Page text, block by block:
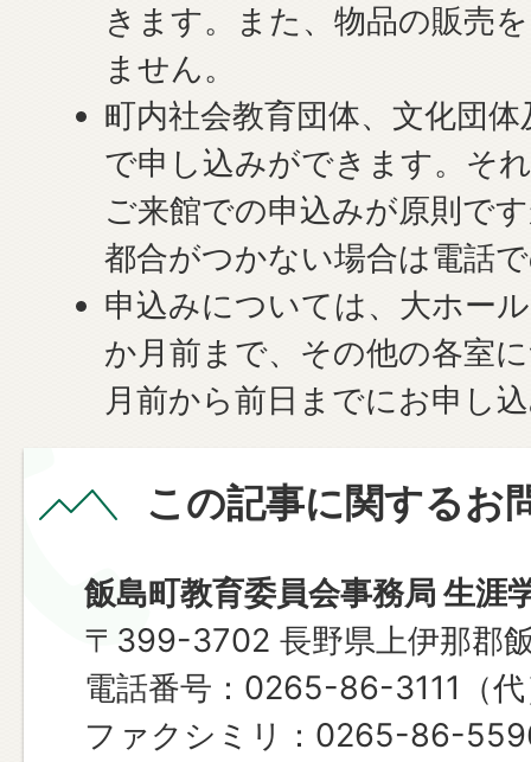
きます。また、物品の販売
ません。
町内社会教育団体、文化団
で申し込みができます。そ
ご来館での申込みが原則で
都合がつかない場合は電話
申込みについては、大ホー
か月前まで、その他の各室
月前から前日までにお申し
この記事に関するお
飯島町教育委員会事務局 生涯
〒399-3702 長野県上伊那郡
電話番号：0265-86-3111（代
ファクシミリ：0265-86-